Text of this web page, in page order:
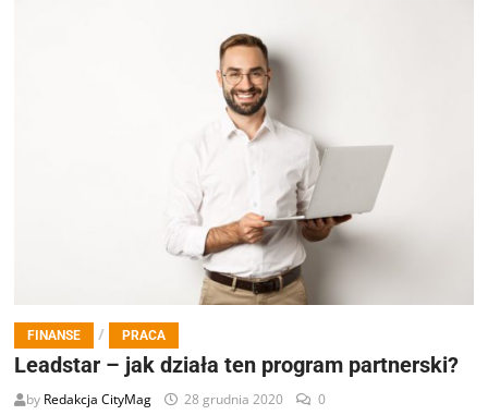
FINANSE / PRACA
Leadstar – jak działa ten program partnerski?
by Redakcja CityMag 28 grudnia 2020 0